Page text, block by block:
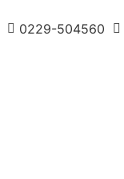
0229-504560